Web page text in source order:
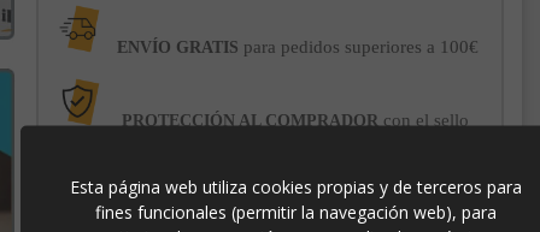
ENVÍO GRATIS para pedidos superiores a 100€
PROTECCIÓN AL COMPRADOR con el sello
-3% DE DESCUENTO EXTRApara pagos con
Esta página web utiliza cookies propias y de terceros para
fines funcionales (permitir la navegación web), para